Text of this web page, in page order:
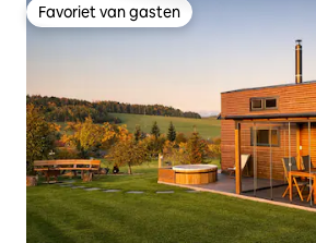
Favoriet van gasten
Favoriet van gasten